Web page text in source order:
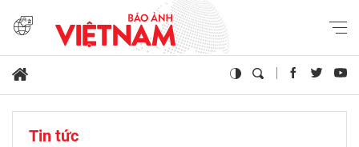
Tin tức